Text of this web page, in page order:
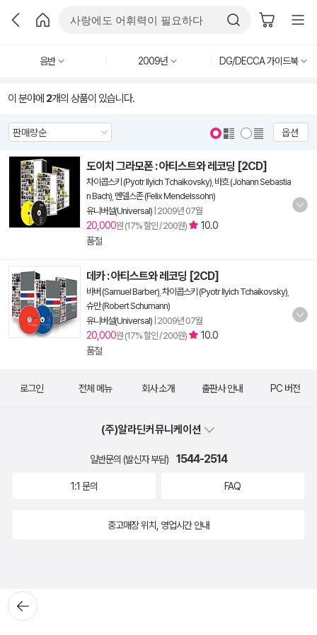
음반 2009년 DG/DECCA 가이드북
이 분야에 2개의 상품이 있습니다.
옵션
도이치 그라모폰 : 아티스트와 레코딩 [2CD]
차이콥스키 (Pyotr Ilyich Tchaikovsky) 바흐 (Johann Sebastia
n Bach) 멘델스존 (Felix Mendelssohn)
유니버설(Universal) 2009년 07월
20,000원 (17% 할인 / 200원)
10.0
품절
데카 : 아티스트와 레코딩 [2CD]
바버 (Samuel Barber) 차이콥스키 (Pyotr Ilyich Tchaikovsky)
슈만 (Robert Schumann)
유니버설(Universal) 2009년 07월
20,000원 (17% 할인 / 200원)
10.0
품절
뒤로가
기
로그인 전체 메뉴 회사 소개 출판사 안내 PC 버전
(주)알라딘커뮤니케이션
일반문의 (발신자 부담) 1544-2514
1:1 문의 FAQ
중고매장 위치, 영업시간 안내